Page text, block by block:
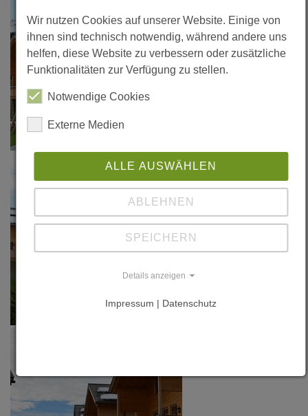
Wir nutzen Cookies auf unserer Website. Einige von
ihnen sind technisch notwendig, während andere uns
helfen, diese Website zu verbessern oder zusätzliche
Funktionalitäten zur Verfügung zu stellen.
Notwendige Cookies
Externe Medien
ALLE AUSWÄHLEN
ABLEHNEN
SPEICHERN
Details anzeigen
Impressum | Datenschutz